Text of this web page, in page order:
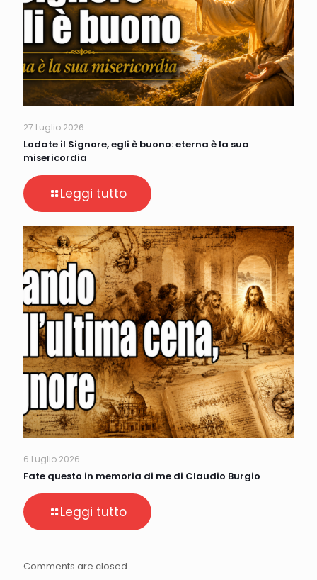
27 Luglio 2026
Lodate il Signore, egli è buono: eterna è la sua
misericordia
Leggi tutto
6 Luglio 2026
Fate questo in memoria di me di Claudio Burgio
Leggi tutto
Comments are closed.